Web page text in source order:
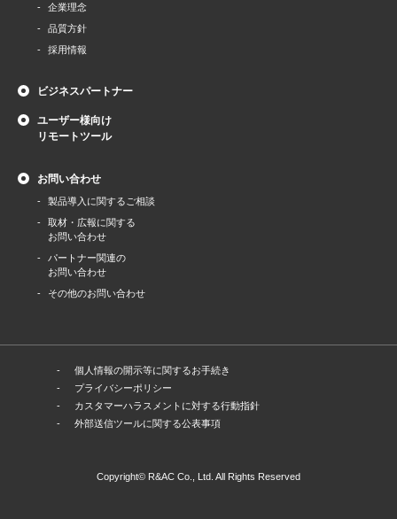
企業理念
品質方針
採用情報
ビジネスパートナー
ユーザー様向け
リモートツール
お問い合わせ
製品導⼊に関するご相談
取材・広報に関する
お問い合わせ
パートナー関連の
お問い合わせ
その他のお問い合わせ
個人情報の開示等に関するお手続き
プライバシーポリシー
カスタマーハラスメントに対する行動指針
外部送信ツールに関する公表事項
Copyright© R&AC Co., Ltd. All Rights Reserved